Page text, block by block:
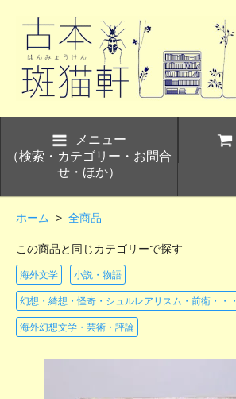
メニュー
（検索・カテゴリー・お問合
せ・ほか）
ホーム > 全商品
この商品と同じカテゴリーで探す
海外文学 小説・物語
幻想・綺想・怪奇・シュルレアリスム・前衛・・・
海外幻想文学・芸術・評論